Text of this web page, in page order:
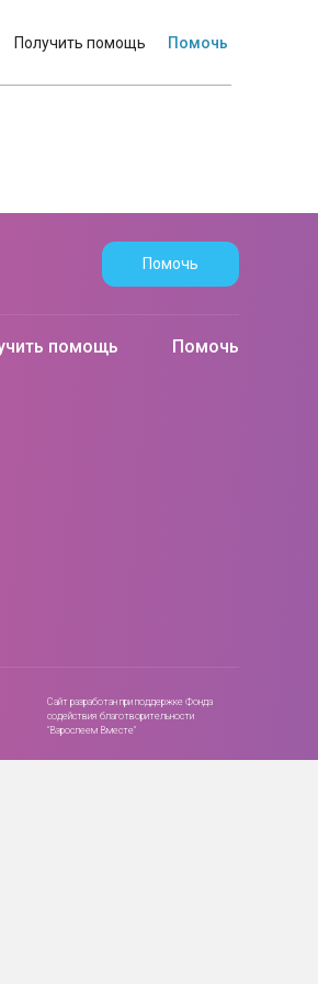
Получить помощь Помочь
Помочь
помощь Помочь
Сайт разработан при поддержке Фонда
содействия благотворительности
"Взрослеем Вместе"